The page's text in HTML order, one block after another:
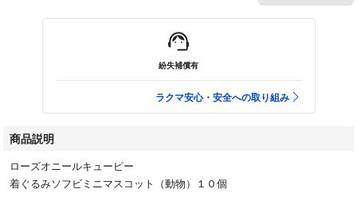
紛失補償有
ラクマ安心・安全への取り組み
商品説明
ローズオニールキューピー
着ぐるみソフビミニマスコット（動物）１０個